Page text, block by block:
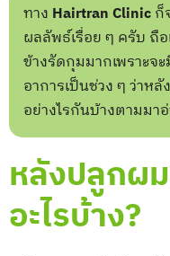
ทาง Hairtran Clinicก็
ผลลัพธ์เรื่อย ๆ ครับ ถื
ข้างรัดกุมมากเพราะจ
อาการเป็นช่วง ๆ ว่าห
อย่างไรกันบ้างตามมา
หลังปลูกผ
อะไรบ้าง?